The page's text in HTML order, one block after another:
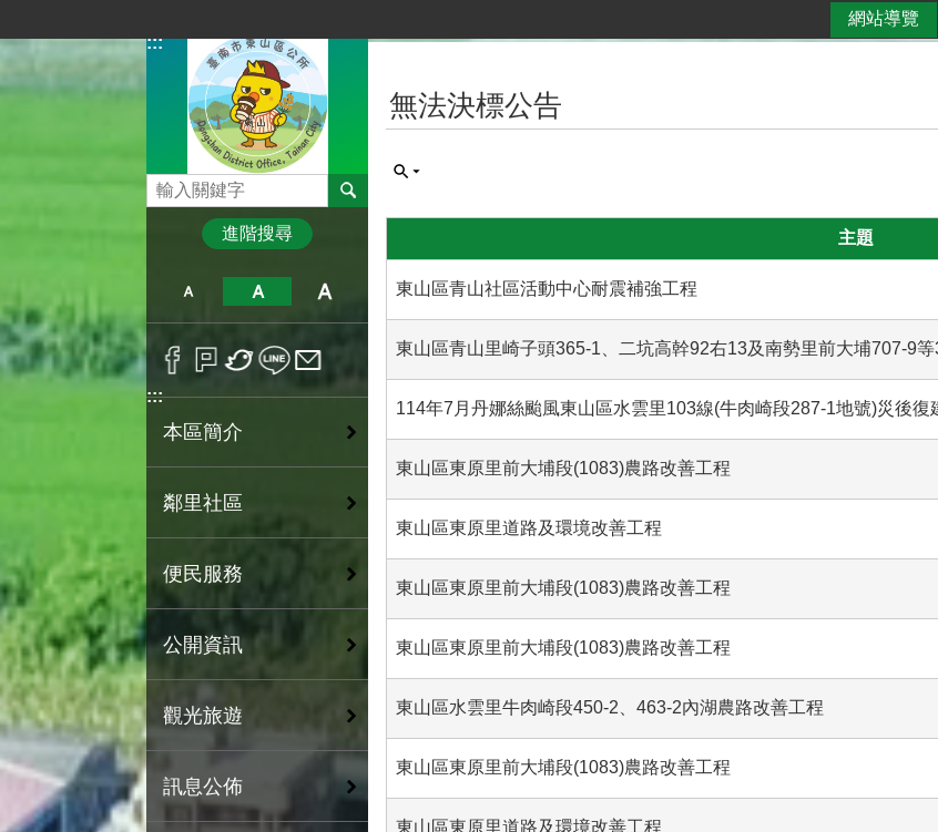
:::
網站導覽
搜尋
進階搜尋
:::
本區簡介
鄰里社區
便民服務
公開資訊
觀光旅遊
訊息公佈
無法決標公告
主題
東山區青山社區活動中心耐震補強工程
東山區青山里崎子頭365-1、二坑高幹92右13及南勢里前大埔707-9
114年7月丹娜絲颱風東山區水雲里103線(牛肉崎段287-1地號)災後復
東山區東原里前大埔段(1083)農路改善工程
東山區東原里道路及環境改善工程
東山區東原里前大埔段(1083)農路改善工程
東山區東原里前大埔段(1083)農路改善工程
東山區水雲里牛肉崎段450-2、463-2內湖農路改善工程
東山區東原里前大埔段(1083)農路改善工程
東山區東原里道路及環境改善工程